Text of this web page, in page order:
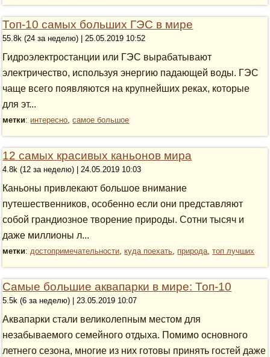
Топ-10 самых больших ГЭС в мире
55.8k (24 за неделю) | 25.05.2019 10:52
Гидроэлектростанции или ГЭС вырабатывают
электричество, используя энергию падающей воды. ГЭС
чаще всего появляются на крупнейших реках, которые
для эт...
метки: интересно,самое большое
12 самых красивых каньонов мира
4.8k (12 за неделю) | 24.05.2019 10:03
Каньоны привлекают большое внимание
путешественников, особенно если они представляют
собой грандиозное творение природы. Сотни тысяч и
даже миллионы л...
метки:достопримечательности,куда поехать, природа,топ лучших
Самые большие аквапарки в мире: Топ-10
5.5k (6 за неделю) | 23.05.2019 10:07
Аквапарки стали великолепным местом для
незабываемого семейного отдыха. Помимо основного
летнего сезона, многие из них готовы принять гостей даже